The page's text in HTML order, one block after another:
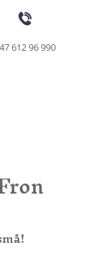
612 96 990